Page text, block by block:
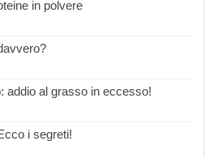
in polvere
addio al grasso in eccesso!
i segreti!